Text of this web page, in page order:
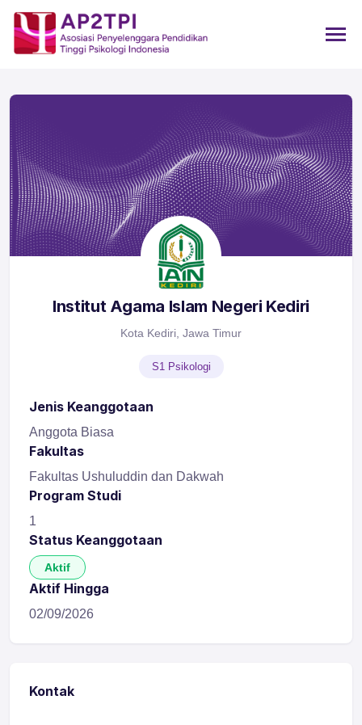
Institut Agama Islam Negeri Kediri
Kota Kediri, Jawa Timur
S1 Psikologi
Jenis Keanggotaan
Anggota Biasa
Fakultas
Fakultas Ushuluddin dan Dakwah
Program Studi
1
Status Keanggotaan
Aktif
Aktif Hingga
02/09/2026
Kontak